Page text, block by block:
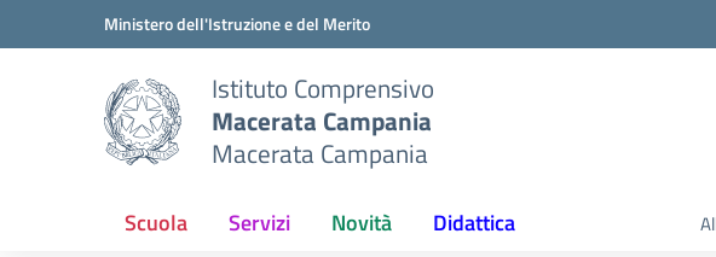
Vai ai contenuti
Vai al menu di navigazioneMinistero dell'Istruzione e del Merito
Istituto Comprensivo
Macerata Campania
Macerata Campania
Scuola Servizi Novità Didattica